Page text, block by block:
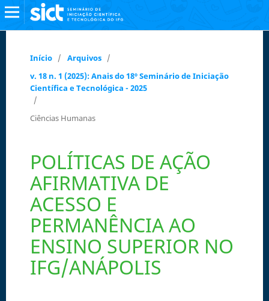
Início / Arquivos /
v. 18 n. 1 (2025): Anais do 18º Seminário de Iniciação
Científica e Tecnológica - 2025
/
Ciências Humanas
POLÍTICAS DE AÇÃO
AFIRMATIVA DE
ACESSO E
PERMANÊNCIA AO
ENSINO SUPERIOR NO
IFG/ANÁPOLIS